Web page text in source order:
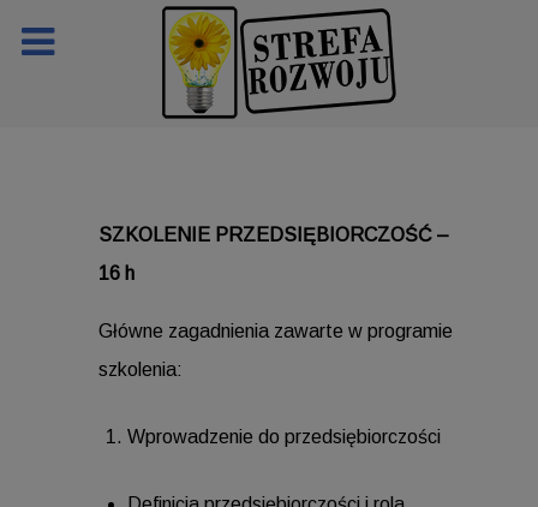
SZKOLENIE PRZEDSIĘBIORCZOŚĆ –
16 h
Główne zagadnienia zawarte w programie
szkolenia:
Wprowadzenie do przedsiębiorczości